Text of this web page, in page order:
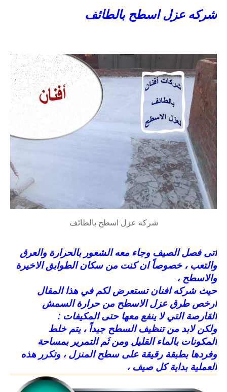
شركه عزل اسطح بالطائف
شركه عزل اسطح بالطائف
أتى فصل الصيف وجاء معه الشعور بالحرارة والعرق
والتعب ، خصوصاً ان كنت من سكان الطوابق الاخيرة
والاسطح ،
حيث شركه افنان تستعرض لكم في هذا المقال
ارخص طرق عزل الاسطح من حرارة السمش
القارصة التي لا ينفع معها حتى المكيفات :
ولكن لابد من تنظيف السطح جيداً ، يتم خلط
المكونات بالماء القليل ومن ثَم التمرير بمساحة
وفردها بطبقة رقيقة على سطح المنزل ، وتكرر هذه
العملية بداية كل صيف ،